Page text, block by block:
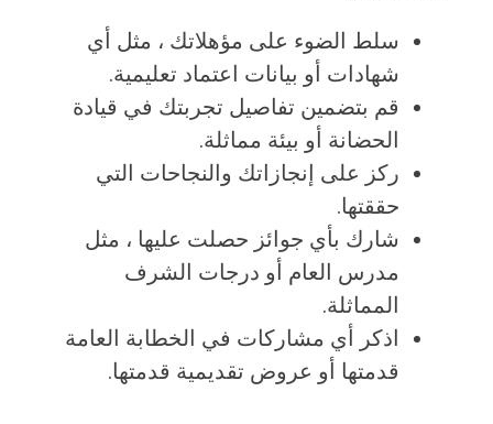
سلط الضوء على مؤهلاتك ، مثل أي
شهادات أو بيانات اعتماد تعليمية.
قم بتضمين تفاصيل تجربتك في قيادة
الحضانة أو بيئة مماثلة.
ركز على إنجازاتك والنجاحات التي
حققتها.
شارك بأي جوائز حصلت عليها ، مثل
مدرس العام أو درجات الشرف
المماثلة.
اذكر أي مشاركات في الخطابة العامة
قدمتها أو عروض تقديمية قدمتها.